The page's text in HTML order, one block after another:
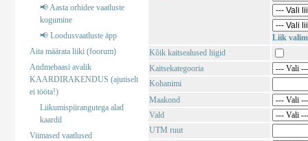
📢 Aasta orhidee vaatluste
kogumine
📢 Loodusvaatluste äpp
Aita määrata liiki (foorum)
Andmebaasi avalik
KAARDIRAKENDUS (ajutiselt
ei tööta!)
Liikumispiirangutega alad
kaardil
Viimased vaatlused
Liik
Kõik kaitsealused liigid
Kaitsekategooria
Kohanimi
Maakond
Vald
UTM ruut